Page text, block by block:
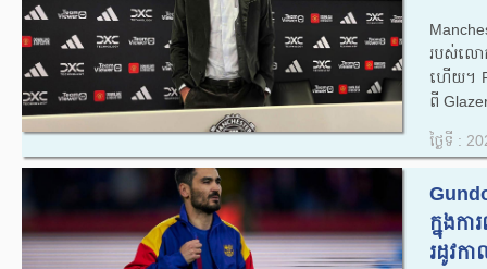
របស់លោ
ហើយ។
ពី
ថ្ងៃទី :
ក្នុងក
រដូវកា